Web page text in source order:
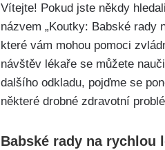
Vítejte! Pokud jste někdy
názvem „Koutky: Babské rady
které vám mohou pomoci
návštěv lékaře se můžete
dalšího odkladu,‍ pojďme se​
některé drobné zdravotní
Babské ‌rady na rychlou